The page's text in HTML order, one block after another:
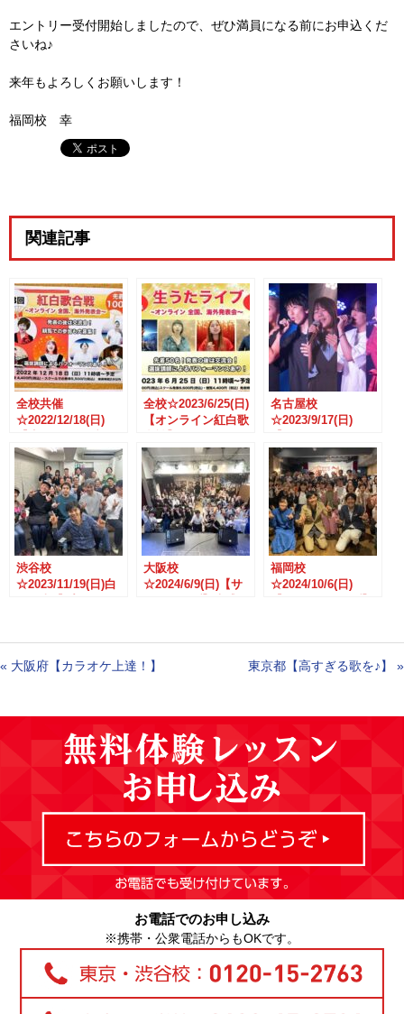
エントリー受付開始しましたので、ぜひ満員になる前にお申込くだ
さいね♪
来年もよろしくお願いします！
福岡校 幸
関連記事
全校共催
☆2022/12/18(日)
白歌合戦〜】大盛況
でした!!!
全校☆2023/6/25(日)
【オンライン紅白歌
名古屋校
☆2023/9/17(日)
After Party 2023】
渋谷校
☆2023/11/19(日)白
大阪校
☆2024/6/9(日)【サ
福岡校
☆2024/10/6(日)
« 大阪府【カラオケ上達！】 東京都【高すぎる歌を♪】 »
お電話でのお申し込み
※携帯・公衆電話からもOKです。